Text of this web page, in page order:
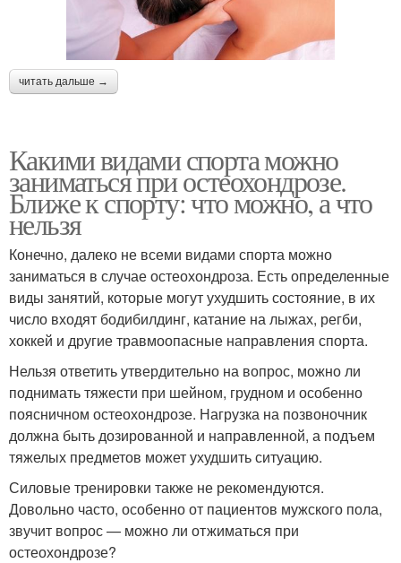
читать дальше →
Какими видами спорта можно
заниматься при остеохондрозе.
Ближе к спорту: что можно, а что
нельзя
Конечно, далеко не всеми видами спорта можно
заниматься в случае остеохондроза. Есть определенные
виды занятий, которые могут ухудшить состояние, в их
число входят бодибилдинг, катание на лыжах, регби,
хоккей и другие травмоопасные направления спорта.
Нельзя ответить утвердительно на вопрос, можно ли
поднимать тяжести при шейном, грудном и особенно
поясничном остеохондрозе. Нагрузка на позвоночник
должна быть дозированной и направленной, а подъем
тяжелых предметов может ухудшить ситуацию.
Силовые тренировки также не рекомендуются.
Довольно часто, особенно от пациентов мужского пола,
звучит вопрос — можно ли отжиматься при
остеохондрозе?